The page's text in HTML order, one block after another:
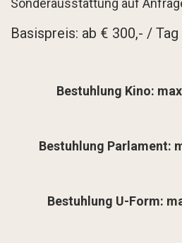
Sonderausstattung auf
Basispreis: ab € 300,- / Tag
Bestuhlung Kino:
Bestuhlung Parlament:
Bestuhlung U-Form: